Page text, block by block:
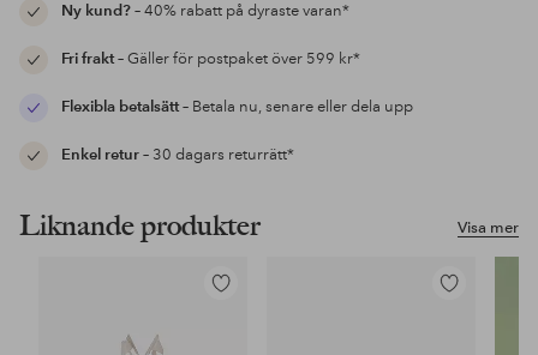
Ny kund?– 40% rabatt på dyraste varan*
Fri frakt– Gäller för postpaket över 599 kr*
Flexibla betalsätt– Betala nu, senare eller dela upp
Enkel retur– 30 dagars returrätt*
Visa mer
Liknande produkter
Lägg
Lägg